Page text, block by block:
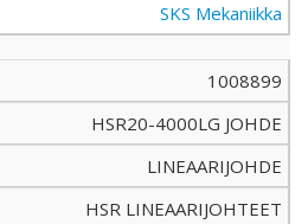
SKS Mekaniikka
1008899
HSR20-4000LG JOHDE
LINEAARIJOHDE
HSR LINEAARIJOHTEET